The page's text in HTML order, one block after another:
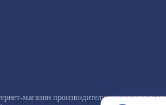
магазин производителя упаковочных